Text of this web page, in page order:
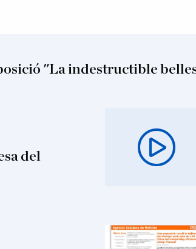
"La indestructible
del